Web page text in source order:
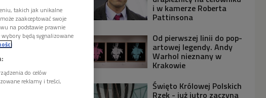
Jako
i w kamerze Roberta
Pattinsona
Od pierwszej linii do pop-
artowej legendy. Andy
Warhol nieznany w
Krakowie
Święto Królowej Polskich
Rzek - już jutro zaczyna
takich jak unikalne
zaakceptować swoje
na podstawie prawnie
będą sygnalizowane
do celów
reklamy i treści,